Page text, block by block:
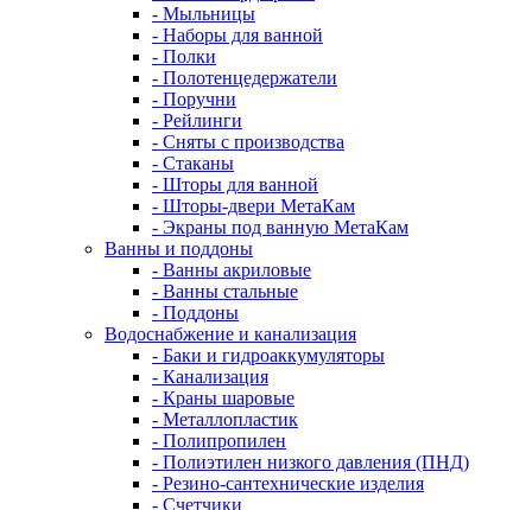
- Мыльницы
- Наборы для ванной
- Полки
- Полотенцедержатели
- Поручни
- Рейлинги
- Сняты с производства
- Стаканы
- Шторы для ванной
- Шторы-двери МетаКам
- Экраны под ванную МетаКам
Ванны и поддоны
- Ванны акриловые
- Ванны стальные
- Поддоны
Водоснабжение и канализация
- Баки и гидроаккумуляторы
- Канализация
- Краны шаровые
- Металлопластик
- Полипропилен
- Полиэтилен низкого давления (ПНД)
- Резино-сантехнические изделия
- Счетчики